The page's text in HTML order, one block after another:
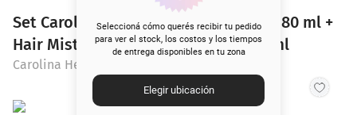
Seleccioná cómo querés recibir tu pedido
para ver el stock, los costos y los tiempos
de entrega disponibles en tu zona
Elegir ubicación
Set Carolina Herrera EDP Good Girl x 80 ml +
Hair Mist x 30 ml + Body Lotion 100 ml
Carolina Herrera
5. corrector
rubor